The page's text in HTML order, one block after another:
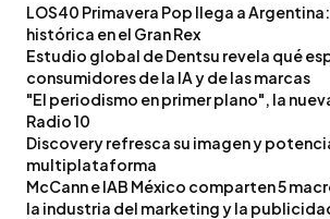
LOS40 Primavera Pop llega a
histórica en el Gran Rex
Estudio global de Dentsu revela qué
consumidores de la IA y de las marcas
"El periodismo en primer plano", la
Radio 10
Discovery refresca su imagen y
multiplataforma
McCann e IAB México comparten 5
la industria del marketing y la